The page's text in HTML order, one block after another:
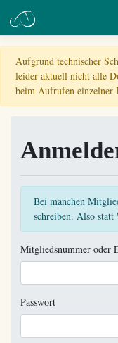
Aufgrund technischer
leider aktuell nicht alle
beim Aufrufen einzelner
Bei manchen
schreiben. Also
Mitgliedsnummer oder
Passwort